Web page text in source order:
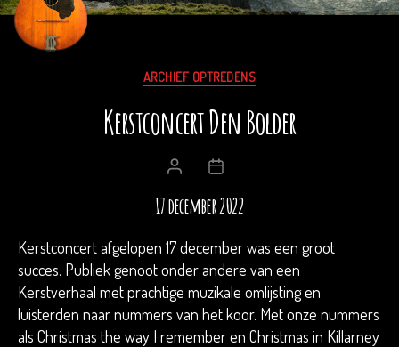
Categorieën
ARCHIEF OPTREDENS
Kerstconcert Den Bolder
BerichtauteurBerichtdatum
17 december 2022
Kerstconcert afgelopen 17 december was een groot
succes. Publiek genoot onder andere van een
Kerstverhaal met prachtige muzikale omlijsting en
luisterden naar nummers van het koor. Met onze nummers
als Christmas the way I remember en Christmas in Killarney